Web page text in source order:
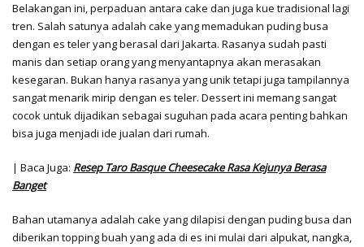
Belakangan ini, perpaduan antara cake dan juga kue tradisional lagi
tren. Salah satunya adalah cake yang memadukan puding busa
dengan es teler yang berasal dari Jakarta. Rasanya sudah pasti
manis dan setiap orang yang menyantapnya akan merasakan
kesegaran. Bukan hanya rasanya yang unik tetapi juga tampilannya
sangat menarik mirip dengan es teler. Dessert ini memang sangat
cocok untuk dijadikan sebagai suguhan pada acara penting bahkan
bisa juga menjadi ide jualan dari rumah.
| Baca Juga: Resep Taro Basque Cheesecake Rasa Kejunya Berasa
Banget
Bahan utamanya adalah cake yang dilapisi dengan puding busa dan
diberikan topping buah yang ada di es ini mulai dari alpukat, nangka,